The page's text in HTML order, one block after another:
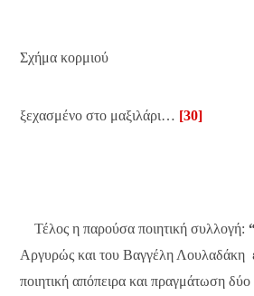
Σχήμα κορμιού
ξεχασμένο στο μαξιλάρι… [30]
Τέλος η παρούσα ποιητική συλλογή:
Αργυρώς και του Βαγγέλη Λουλαδάκη
ποιητική απόπειρα και πραγμάτωση